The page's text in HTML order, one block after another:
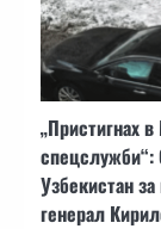
„Пристигнах
Узбекистан
генерал